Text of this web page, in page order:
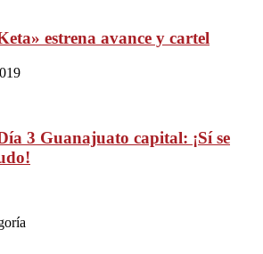
estrena avance y cartel
3 Guanajuato capital: ¡Sí se